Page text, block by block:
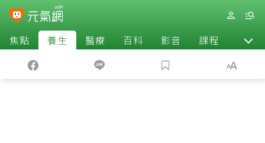
焦點 養生 醫療 百科 影音 課程 退休